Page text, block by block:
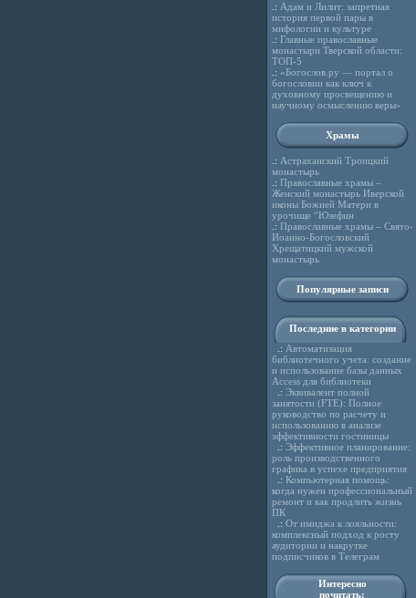
.: Адам и Лилит: запретная
история первой пары в
мифологии и культуре
.: Главные православные
монастыри Тверской области:
ТОП-5
.: «Богослов.ру — портал о
богословии как ключ к
духовному просвещению и
научному осмыслению веры»
Храмы
.: Астраханский Троицкий
монастырь
.: Православные храмы –
Женский монастырь Иверской
иконы Божией Матери в
урочище “Юзефин
.: Православные храмы – Свято-
Иоанно-Богословский
Хрещатицкий мужской
монастырь
Популярные записи
Последние в категории
.: Автоматизация
библиотечного учета: создание
и использование базы данных
Access для библиотеки
.: Эквивалент полной
занятости (FTE): Полное
руководство по расчету и
использованию в анализе
эффективности гостиницы
.: Эффективное планирование:
роль производственного
графика в успехе предприятия
.: Компьютерная помощь:
когда нужен профессиональный
ремонт и как продлить жизнь
ПК
.: От имиджа к лояльности:
комплексный подход к росту
аудитории и накрутке
подписчиков в Телеграм
Интересно
почитать: